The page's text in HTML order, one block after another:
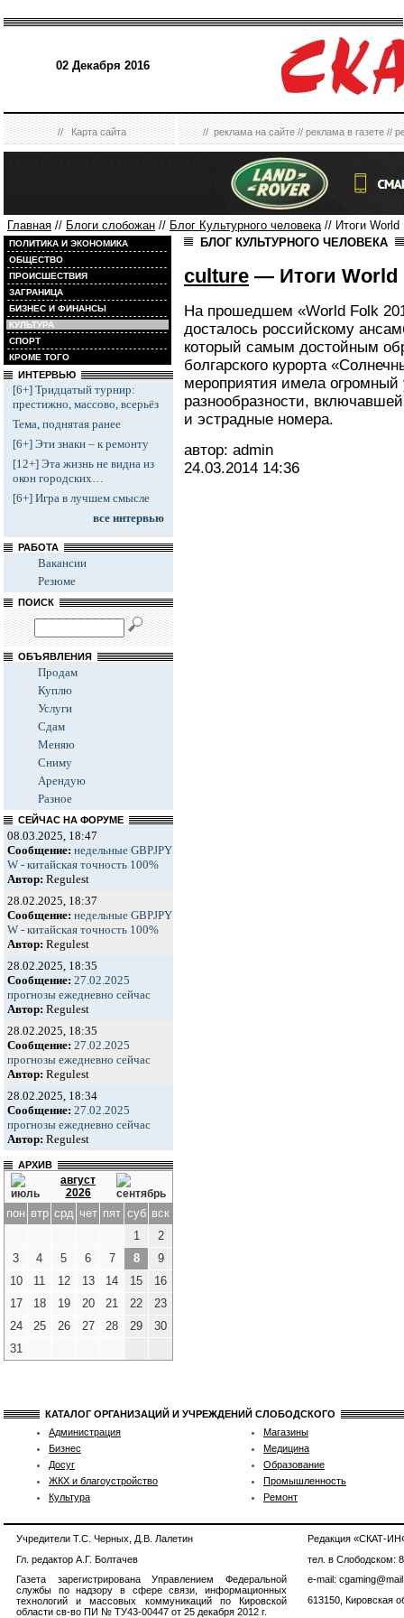
02 Декабря 2016
//Карта сайта //реклама на сайте//реклама в газете//
Главная // Блоги слобожан // Блог Культурного человека// Итоги World
ПОЛИТИКА И ЭКОНОМИКА
ОБЩЕСТВО
ПРОИСШЕСТВИЯ
ЗАГРАНИЦА
БИЗНЕС И ФИНАНСЫ
КУЛЬТУРА
СПОРТ
КРОМЕ ТОГО
ИНТЕРВЬЮ
[6+] Тридцатый турнир:
престижно, массово, всерьёз
Тема, поднятая ранее
[6+] Эти знаки – к ремонту
[12+] Эта жизнь не видна из
окон городских…
[6+] Игра в лучшем смысле
все интервью
РАБОТА
Вакансии
Резюме
ПОИСК
ОБЪЯВЛЕНИЯ
Продам
Куплю
Услуги
Сдам
Меняю
Сниму
Арендую
Разное
СЕЙЧАС НА ФОРУМЕ
08.03.2025, 18:47
Сообщение: недельные GBPJPY
W - китайская точность 100%
Автор: Regulest
28.02.2025, 18:37
Сообщение: недельные GBPJPY
W - китайская точность 100%
Автор: Regulest
28.02.2025, 18:35
Сообщение: 27.02.2025
прогнозы ежедневно сейчас
Автор: Regulest
28.02.2025, 18:35
Сообщение: 27.02.2025
прогнозы ежедневно сейчас
Автор: Regulest
28.02.2025, 18:34
Сообщение: 27.02.2025
прогнозы ежедневно сейчас
Автор: Regulest
АРХИВ
август
2026
пон втр срд чет пят суб вск
1
2
3
4 5 6 7 8
9
10
11 12 13 14 15
16
17
18 19 20 21 22
23
24
25 26 27 28 29
30
31
БЛОГ КУЛЬТУРНОГО ЧЕЛОВЕКА
culture — Итоги World
На прошедшем «World Folk
досталось российскому
который самым достойным
болгарского курорта
мероприятия имела огромный
разнообразности,
и эстрадные номера.
автор: admin
24.03.2014 14:36
КАТАЛОГ ОРГАНИЗАЦИЙ И УЧРЕЖДЕНИЙ СЛОБОДСКОГО
Администрация
Бизнес
Досуг
ЖКХ и благоустройство
Культура
Магазины
Медицина
Образование
Промышленность
Ремонт
Учредители Т.С. Черных, Д.В. Лалетин
Гл. редактор А.Г. Болтачев
Газета зарегистрирована Управлением Федеральной
службы по надзору в сфере связи, информационных
технологий и массовых коммуникаций по Кировской
области св-во ПИ № ТУ43-00447 от 25 декабря 2012 г.
Редакция «СКАТ-
тел. в Слободском:
e-mail:
613150, Кировская